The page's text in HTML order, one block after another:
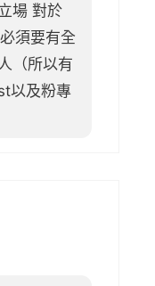
場 對於
須要有全
（所以有
以及粉專